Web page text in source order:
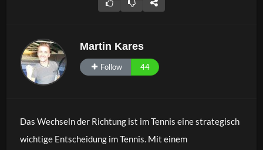
Martin Kares
Follow 44
Das Wechseln der Richtung ist im Tennis eine strategisch
wichtige Entscheidung im Tennis. Mit einem